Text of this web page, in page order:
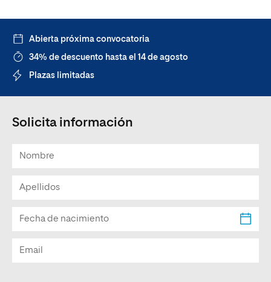
Abierta próxima convocatoria
34% de descuento hasta el 14 de agosto
Plazas limitadas
Solicita información